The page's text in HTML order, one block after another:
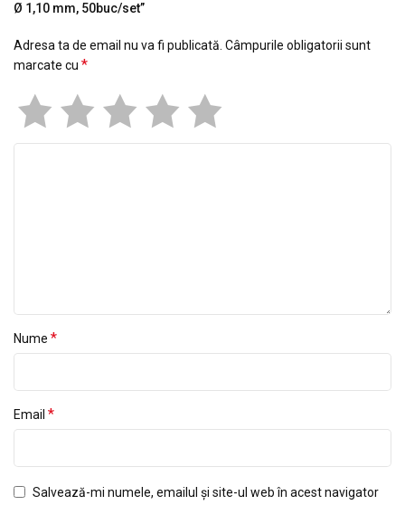
Ø 1,10 mm, 50buc/set”
Adresa ta de email nu va fi publicată. Câmpurile obligatorii sunt
marcate cu *
Nume *
Email *
Salvează-mi numele, emailul și site-ul web în acest navigator